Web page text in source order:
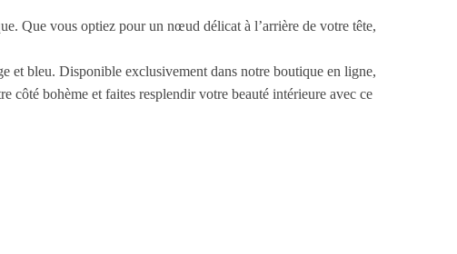
Que vous optiez pour un nœud délicat à l’arrière de votre tête,
et bleu. Disponible exclusivement dans notre boutique en ligne,
côté bohème et faites resplendir votre beauté intérieure avec ce